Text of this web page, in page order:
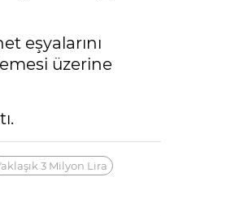
eşyalarını
üzerine
3 Milyon Lira